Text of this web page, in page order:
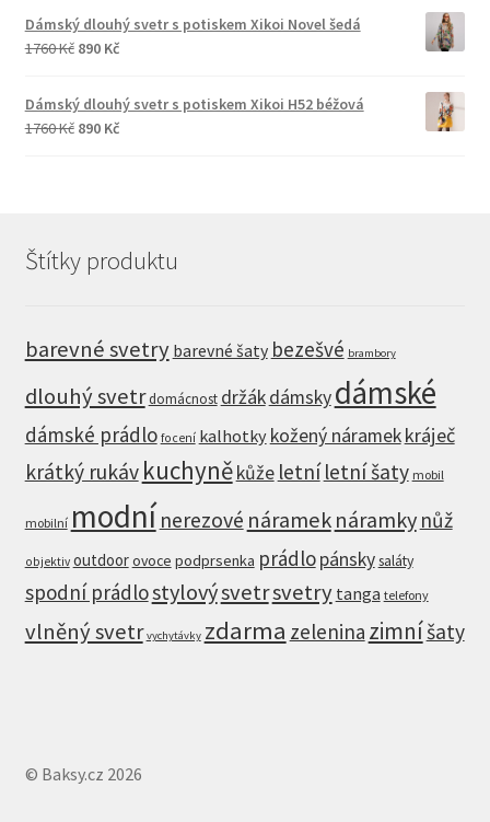
Dámský dlouhý svetr s potiskem Xikoi Novel šedá
1760Kč Původní
byla:
1760 Kč.
890 KčAktuální
je:
890 Kč.
Dámský dlouhý svetr s potiskem Xikoi H52 béžová
1760Kč Původní
890 KčAktuální
Štítky produktu
barevné svetry barevné šaty bezešvé brambory
dlouhý svetr domácnost držákdámskydámské
dámské prádlo focení kalhotky kožený náramekkráječ
krátký rukáv kuchyněkůže letní letní šaty mobil
mobilní modní nerezové náramek náramky nůž
objektiv outdoorovoce podprsenka prádlopánskysaláty
spodní prádlostylovýsvetrsvetry tanga telefony
vlněný svetr vychytávky zdarma zelenina zimníšaty
© Baksy.cz 2026